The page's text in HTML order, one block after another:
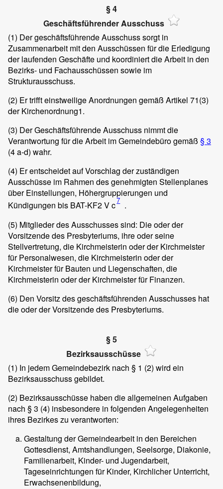
§ 4
Geschäftsführender Ausschuss
(1) Der geschäftsführende Ausschuss sorgt in
Zusammenarbeit mit den Ausschüssen für die Erledigung
der laufenden Geschäfte und koordiniert die Arbeit in den
Bezirks- und Fachausschüssen sowie im
Strukturausschuss.
(2) Er trifft einstweilige Anordnungen gemäß Artikel 71(3)
der Kirchenordnung1.
(3) Der Geschäftsführende Ausschuss nimmt die
Verantwortung für die Arbeit im Gemeindebüro gemäß § 3
(4 a-d) wahr.
(4) Er entscheidet auf Vorschlag der zuständigen
Ausschüsse im Rahmen des genehmigten Stellenplanes
über Einstellungen, Höhergruppierungen und
Kündigungen bis BAT-KF2 V c7 .
(5) Mitglieder des Ausschusses sind: Die oder der
Vorsitzende des Presbyteriums, ihre oder seine
Stellvertretung, die Kirchmeisterin oder der Kirchmeister
für Personalwesen, die Kirchmeisterin oder der
Kirchmeister für Bauten und Liegenschaften, die
Kirchmeisterin oder der Kirchmeister für Finanzen.
(6) Den Vorsitz des geschäftsführenden Ausschusses hat
die oder der Vorsitzende des Presbyteriums.
§ 5
Bezirksausschüsse
(1) In jedem Gemeindebezirk nach § 1 (2) wird ein
Bezirksausschuss gebildet.
(2) Bezirksausschüsse haben die allgemeinen Aufgaben
nach § 3 (4) insbesondere in folgenden Angelegenheiten
ihres Bezirkes zu verantworten:
Gestaltung der Gemeindearbeit in den Bereichen
Gottesdienst, Amtshandlungen, Seelsorge, Diakonie,
Familienarbeit, Kinder- und Jugendarbeit,
Tageseinrichtungen für Kinder, Kirchlicher Unterricht,
Erwachsenenbildung,